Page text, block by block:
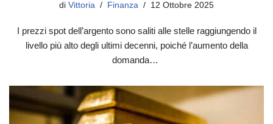
di Vittoria Finanza 12 Ottobre 2025
I prezzi spot dell’argento sono saliti alle stelle raggiungendo il
livello più alto degli ultimi decenni, poiché l’aumento della
domanda…